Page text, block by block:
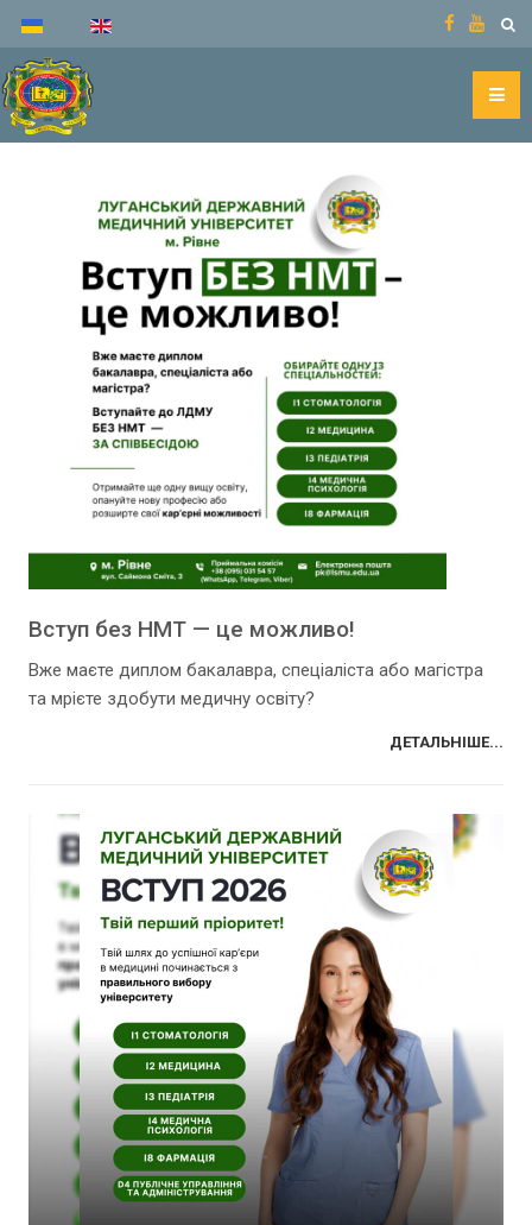
Вступ без НМТ — це можливо!
Вже маєте диплом бакалавра, спеціаліста або магістра
та мрієте здобути медичну освіту?
ДЕТАЛЬНІШЕ...